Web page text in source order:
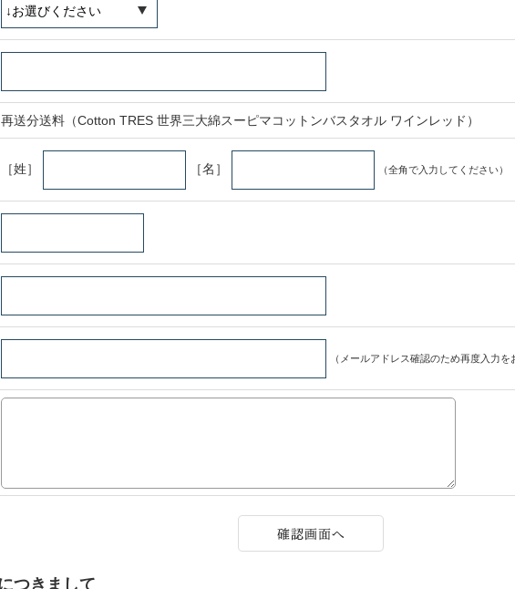
再送分送料（Cotton TRES 世界三大綿スーピマコットンバスタオル ワインレッド）
［姓］ ［名］ （全角で入力してください）
（メールアドレス確認のため再度入力を
つきまして